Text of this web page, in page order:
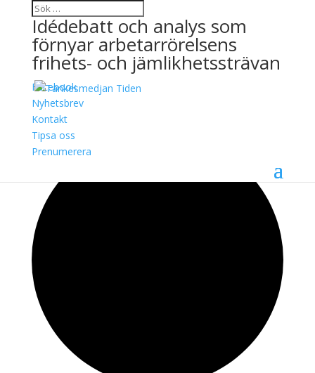
Idédebatt och analys som
förnyar arbetarrörelsens
frihets- och jämlikhetssträvan
Facebook
Nyhetsbrev
Kontakt
Tipsa oss
Prenumerera
6 evenemang har hittats.